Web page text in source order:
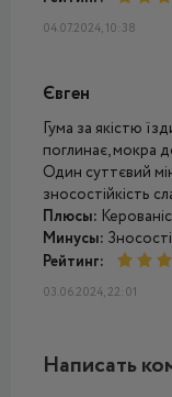
04.07.2024, 10:38
Євген
Гума за якістю
поглинає, мокра
Один суттєвий
зносостійкість
Плюсы:
Минусы:
Рейтинг:
03.06.2024, 22:01
Написать